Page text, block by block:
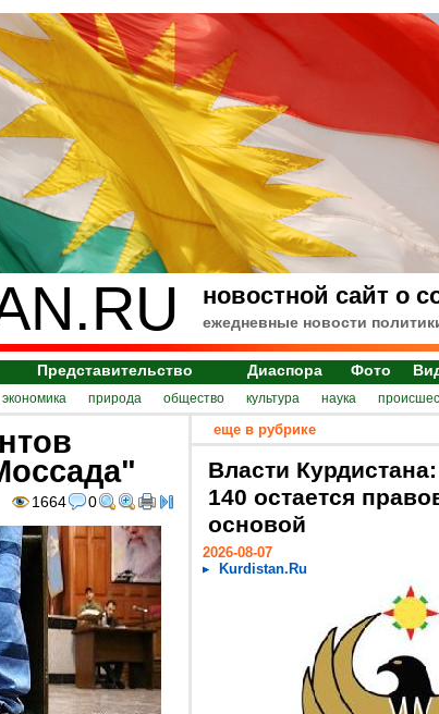
новостной сайт о
ежедневные новости
Представительство Диаспора Фото
экономика природа общество культура наука
1664 0
еще в рубрике
Власти
140 остается
основой
2026-08-07
Kurdistan.Ru